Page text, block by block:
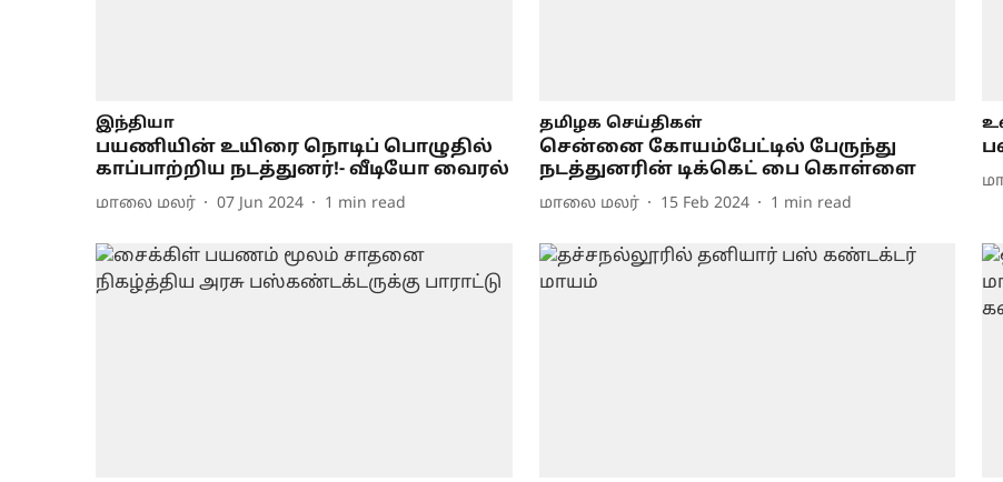
இந்தியா
பயணியின் உயிரை நொடிப் பொழுதில்
காப்பாற்றிய நடத்துனர்!- வீடியோ வைரல்
மாலை மலர் 07 Jun 2024 1 min read
தமிழக செய்திகள்
சென்னை கோயம்பேட்டில் பேருந்து
நடத்துனரின் டிக்கெட் பை கொள்ளை
மாலை மலர் 15 Feb 2024 1 min read